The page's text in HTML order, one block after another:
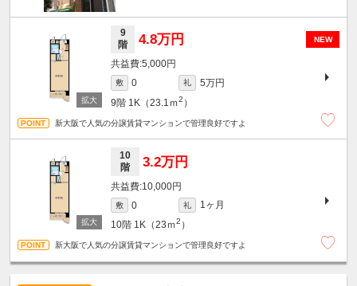
NEW
9
階
4.8万円
5,000円
敷 0 礼
5万円
9階 1K（23.1ｍ2 ）
新大阪で人気の分譲賃貸マンションで管理良好ですよ
10
階
3.2万円
10,000円
敷 0 礼
1ヶ月
10階 1K（23ｍ2 ）
新大阪で人気の分譲賃貸マンションで管理良好ですよ